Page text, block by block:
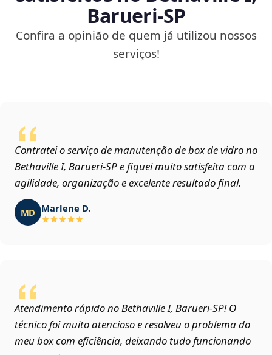
Barueri‑SP
Confira a opinião de quem já utilizou nossos
serviços!
Contratei o serviço de manutenção de box de vidro no
Bethaville I, Barueri‑SP e fiquei muito satisfeita com a
agilidade, organização e excelente resultado final.
MD Marlene D.
Atendimento rápido no Bethaville I, Barueri‑SP! O
técnico foi muito atencioso e resolveu o problema do
meu box com eficiência, deixando tudo funcionando